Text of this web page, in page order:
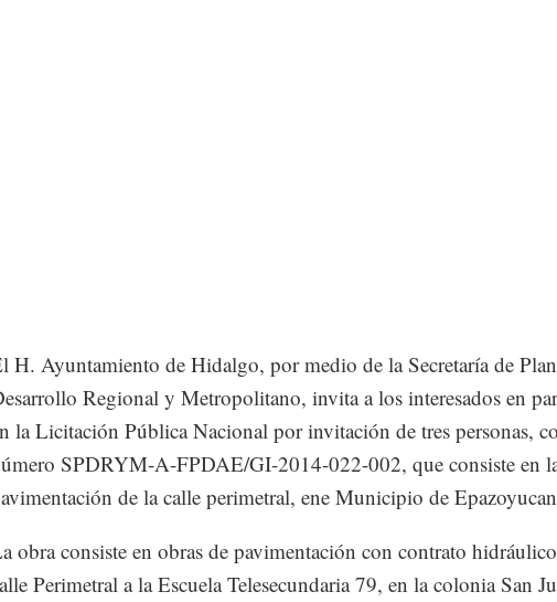
H. Ayuntamiento de Hidalgo, por medio de la Secretaría de
Regional y Metropolitano, invita a los interesados en
la Licitación Pública Nacional por invitación de tres personas,
SPDRYM-A-FPDAE/GI-2014-022-002, que consiste en
de la calle perimetral, ene Municipio de
obra consiste en obras de pavimentación con contrato
Perimetral a la Escuela Telesecundaria 79, en la colonia San